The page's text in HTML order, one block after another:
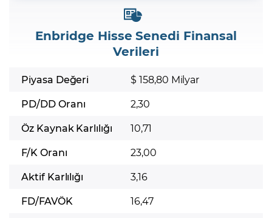
Enbridge Hisse Senedi Finansal
Verileri
Piyasa Değeri
$ 158,80 Milyar
PD/DD Oranı
2,30
Öz Kaynak Karlılığı
10,71
F/K Oranı
23,00
Aktif Karlılığı
3,16
FD/FAVÖK
16,47